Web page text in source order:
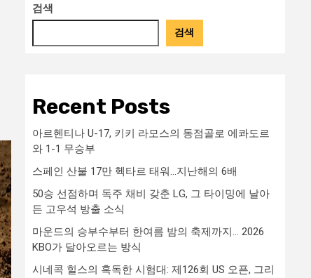
검색
검색
Recent Posts
아르헨티나 U-17, 키키 라모스의 동점골로 에콰도르
와 1-1 무승부
스페인 산불 17만 헥타르 태워…지난해의 6배
50승 선점하며 독주 채비 갖춘 LG, 그 타이밍에 날아
든 고우석 방출 소식
마운드의 승부수부터 한여름 밤의 축제까지… 2026
KBO가 달아오르는 방식
시네콕 힐스의 혹독한 시험대: 제126회 US 오픈, 그리